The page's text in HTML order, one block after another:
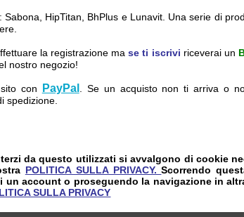
HipTitan, BhPlus e Lunavit. Una serie di
la registrazione mase ti iscrivi riceverai un
nostro negozio!
con PayPal
. Se un acquisto non ti arriva o
spedizione.
da questo utilizzati si avvalgono di cookie
POLITICA SULLA PRIVACY.Scorrendo
account o proseguendo la navigazione in
SULLA PRIVACY